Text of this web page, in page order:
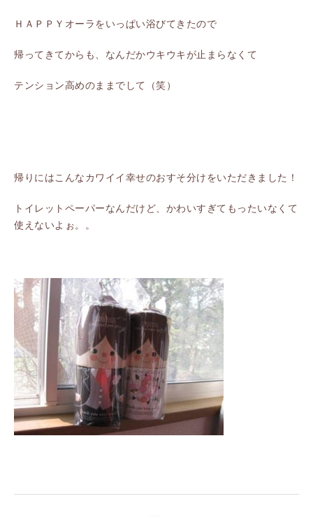
ＨＡＰＰＹオーラをいっぱい浴びてきたので
帰ってきてからも、なんだかウキウキが止まらなくて
テンション高めのままでして（笑）
帰りにはこんなカワイイ幸せのおすそ分けをいただきました！
トイレットペーパーなんだけど、かわいすぎてもったいなくて
使えないよぉ。。